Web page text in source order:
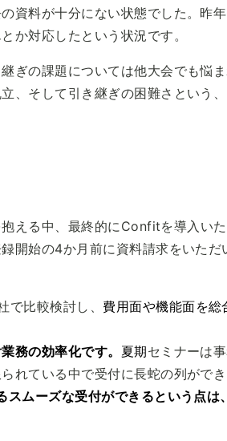
資料が十分にない状態でした。昨
か対応したという状況です。
ぎの課題については他大会でも悩
、そして引き継ぎの困難さという
える中、最終的にConfitを導入い
開始の4か月前に資料請求をいた
で比較検討し、 費用面や機能面を総
務の効率化です。 夏期セミナーは
れている中で受付に長蛇の列がで
スムーズな受付ができるという点